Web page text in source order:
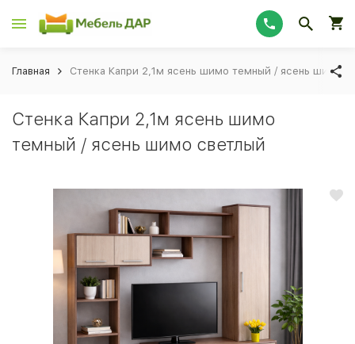
Главная Стенка Капри 2,1м ясень шимо темный / ясень шимо
Стенка Капри 2,1м ясень шимо
темный / ясень шимо светлый